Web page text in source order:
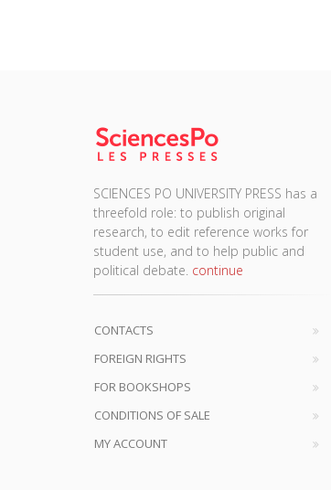
SCIENCES PO UNIVERSITY PRESS has a
threefold role: to publish original
research, to edit reference works for
student use, and to help public and
political debate. continue
CONTACTS
FOREIGN RIGHTS
FOR BOOKSHOPS
CONDITIONS OF SALE
MY ACCOUNT